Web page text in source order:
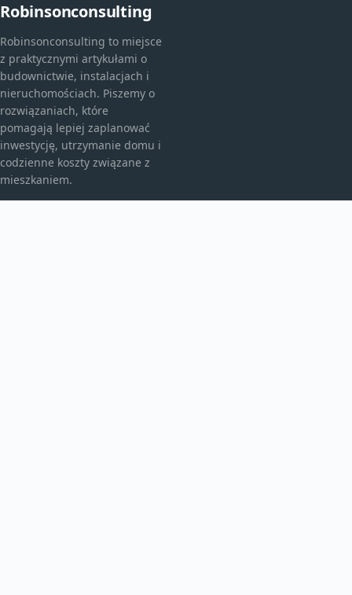
Robinsonconsulting
Robinsonconsulting to miejsce
z praktycznymi artykułami o
budownictwie, instalacjach i
nieruchomościach. Piszemy o
rozwiązaniach, które
pomagają lepiej zaplanować
inwestycję, utrzymanie domu i
codzienne koszty związane z
mieszkaniem.